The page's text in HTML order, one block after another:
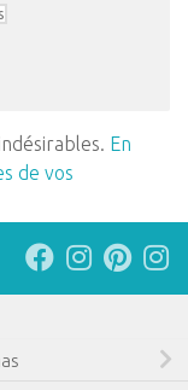
En
de vos